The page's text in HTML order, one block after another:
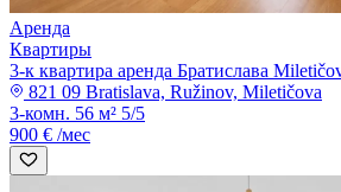
Аренда
Квартиры
3-к квартира аренда Братислава
821 09 Bratislava, Ružinov, Miletičova
3-комн. 56 м² 5/5
900 € /мес